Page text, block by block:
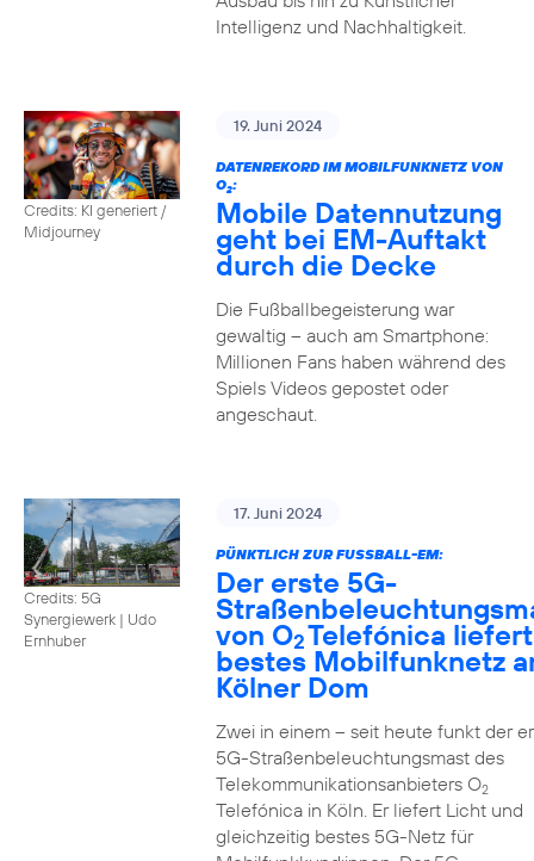
Intelligenz und Nachhaltigkeit.
Credits: KI generiert /
Midjourney
19. Juni 2024
DATENREKORD IM MOBILFUNKNETZ VON
O2:
Mobile Datennutzung
geht bei EM-Auftakt
durch die Decke
Die Fußballbegeisterung war
gewaltig – auch am Smartphone:
Millionen Fans haben während des
Spiels Videos gepostet oder
angeschaut.
Credits: 5G
Synergiewerk | Udo
Ernhuber
17. Juni 2024
PÜNKTLICH ZUR FUSSBALL-EM:
Der erste 5G-
von O2Telefónica liefert
bestes Mobilfunknetz
Kölner Dom
Zwei in einem – seit heute funkt der
5G-Straßenbeleuchtungsmast des
Telekommunikationsanbieters O2
Telefónica in Köln. Er liefert Licht und
gleichzeitig bestes 5G-Netz für